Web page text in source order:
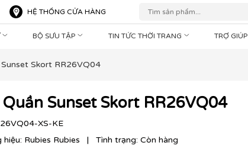
HỆ THỐNG CỬA HÀNG
BỘ SƯU TẬP TIN TỨC THỜI TRANG TRỢ GIÚP
Skort RR26VQ04
Quần Sunset Skort RR26VQ04
XS-KE
hiệu: Rubies Rubies | Tình trạng: Còn hàng